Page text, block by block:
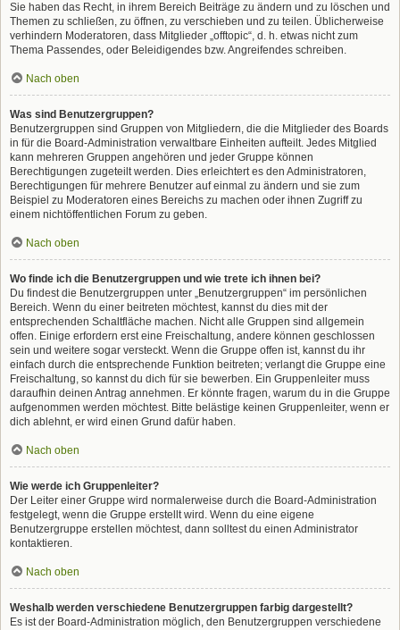
Sie haben das Recht, in ihrem Bereich Beiträge zu ändern und zu löschen und
Themen zu schließen, zu öffnen, zu verschieben und zu teilen. Üblicherweise
verhindern Moderatoren, dass Mitglieder „offtopic“, d. h. etwas nicht zum
Thema Passendes, oder Beleidigendes bzw. Angreifendes schreiben.
Nach oben
Was sind Benutzergruppen?
Benutzergruppen sind Gruppen von Mitgliedern, die die Mitglieder des Boards
in für die Board-Administration verwaltbare Einheiten aufteilt. Jedes Mitglied
kann mehreren Gruppen angehören und jeder Gruppe können
Berechtigungen zugeteilt werden. Dies erleichtert es den Administratoren,
Berechtigungen für mehrere Benutzer auf einmal zu ändern und sie zum
Beispiel zu Moderatoren eines Bereichs zu machen oder ihnen Zugriff zu
einem nichtöffentlichen Forum zu geben.
Nach oben
Wo finde ich die Benutzergruppen und wie trete ich ihnen bei?
Du findest die Benutzergruppen unter „Benutzergruppen“ im persönlichen
Bereich. Wenn du einer beitreten möchtest, kannst du dies mit der
entsprechenden Schaltfläche machen. Nicht alle Gruppen sind allgemein
offen. Einige erfordern erst eine Freischaltung, andere können geschlossen
sein und weitere sogar versteckt. Wenn die Gruppe offen ist, kannst du ihr
einfach durch die entsprechende Funktion beitreten; verlangt die Gruppe eine
Freischaltung, so kannst du dich für sie bewerben. Ein Gruppenleiter muss
daraufhin deinen Antrag annehmen. Er könnte fragen, warum du in die Gruppe
aufgenommen werden möchtest. Bitte belästige keinen Gruppenleiter, wenn er
dich ablehnt, er wird einen Grund dafür haben.
Nach oben
Wie werde ich Gruppenleiter?
Der Leiter einer Gruppe wird normalerweise durch die Board-Administration
festgelegt, wenn die Gruppe erstellt wird. Wenn du eine eigene
Benutzergruppe erstellen möchtest, dann solltest du einen Administrator
kontaktieren.
Nach oben
Weshalb werden verschiedene Benutzergruppen farbig dargestellt?
Es ist der Board-Administration möglich, den Benutzergruppen verschiedene